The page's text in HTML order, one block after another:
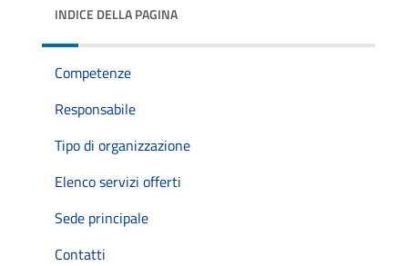
INDICE DELLA PAGINA
Competenze
Responsabile
Tipo di organizzazione
Elenco servizi offerti
Sede principale
Contatti